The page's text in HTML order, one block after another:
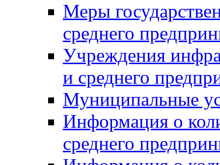
Меры
среднего
Учреждения
и среднего
Муниципальные
Информация о
среднего